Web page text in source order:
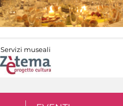
Servizi museali